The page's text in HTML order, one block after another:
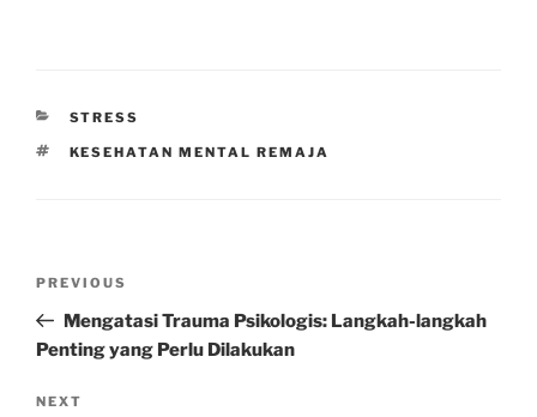
CATEGORIES
STRESS
TAGS
KESEHATAN MENTAL REMAJA
Previous
Post
PREVIOUS
Mengatasi Trauma Psikologis: Langkah-langkah
Penting yang Perlu Dilakukan
Next
NEXT